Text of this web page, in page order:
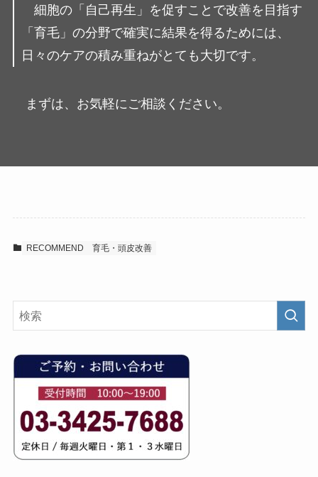
細胞の「自己再生」を促すことで改善を目指す
「育毛」の分野で確実に結果を得るためには、
日々のケアの積み重ねがとても大切です。
まずは、お気軽にご相談ください。
RECOMMEND 育毛・頭皮改善